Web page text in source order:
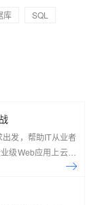
库
SQL
发，帮助IT从业者
级Web应用上云的